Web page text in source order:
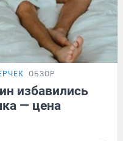
ОБЗОР
избавились
— цена